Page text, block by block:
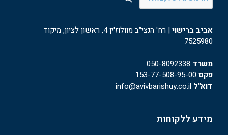
אביב ברישוי
| רח' הנצי"ב מוולוז'ין 4, ראשון לציון, מיקוד
7525980
משרד 050-8092338
פקס
דוא"ל
מידע ללקוחות